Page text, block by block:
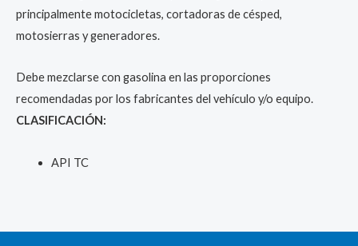
principalmente motocicletas, cortadoras de césped,
motosierras y generadores.
Debe mezclarse con gasolina en las proporciones
recomendadas por los fabricantes del vehículo y/o equipo.
CLASIFICACIÓN:
API TC